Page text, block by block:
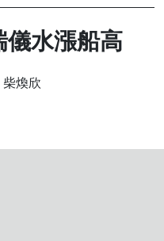
水漲船高
柴煥欣